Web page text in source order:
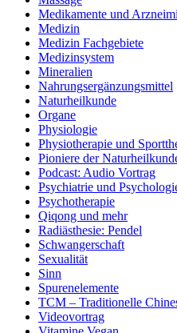
Medikamente und
Medizin
Medizin Fachgebiete
Medizinsystem
Mineralien
Nahrungsergänzungsmittel
Naturheilkunde
Organe
Physiologie
Physiotherapie und
Pioniere der
Podcast: Audio Vortrag
Psychiatrie und
Psychotherapie
Qiqong und mehr
Radiästhesie: Pendel
Schwangerschaft
Sexualität
Sinn
Spurenelemente
TCM – Traditionelle
Videovortrag